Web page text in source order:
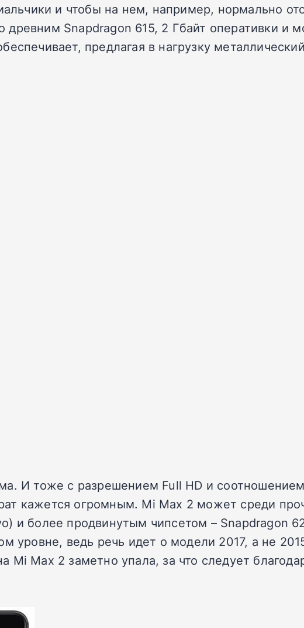
и чтобы на нем, например, нормально
древним Snapdragon 615, 2 Гбайт оперативки и
предлагая в нагрузку
И тоже с разрешением Full HD и
кажется огромным. Mi Max 2 может среди
и более продвинутым чипсетом – Snapdragon
уровне, ведь речь идет о модели 2017, а не
Max 2 заметно упала, за что следует